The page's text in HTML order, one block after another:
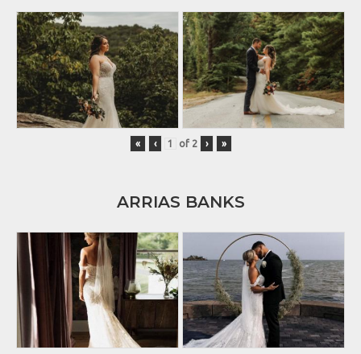
« ‹ of 2 › »
ARRIAS BANKS